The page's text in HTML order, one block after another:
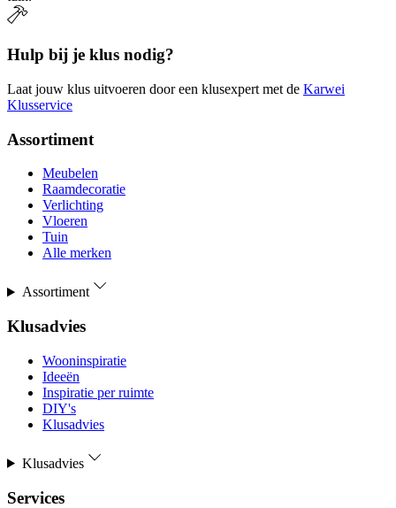
Hulp bij je klus nodig?
Laat jouw klus uitvoeren door een klusexpert met de Karwei
Klusservice
Assortiment
Meubelen
Raamdecoratie
Verlichting
Vloeren
Tuin
Alle merken
Assortiment
Klusadvies
Wooninspiratie
Ideeën
Inspiratie per ruimte
DIY's
Klusadvies
Klusadvies
Services